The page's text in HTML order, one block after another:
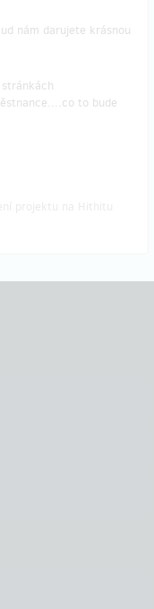
nám darujete krásnou
to bude